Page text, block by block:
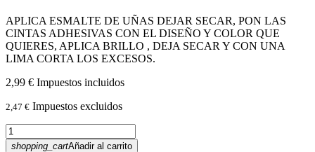
APLICA ESMALTE DE UÑAS DEJAR SECAR, PON LAS
CINTAS ADHESIVAS CON EL DISEÑO Y COLOR QUE
QUIERES, APLICA BRILLO , DEJA SECAR Y CON UNA
LIMA CORTA LOS EXCESOS.
2,99 € Impuestos incluidos
2,47 € Impuestos excluidos
shopping_cartAñadir al carrito